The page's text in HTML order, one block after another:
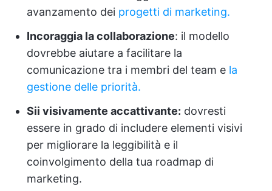
avanzamento dei progetti di marketing.
Incoraggia la collaborazione: il modello
dovrebbe aiutare a facilitare la
comunicazione tra i membri del team e la
gestione delle priorità.
Sii visivamente accattivante: dovresti
essere in grado di includere elementi visivi
per migliorare la leggibilità e il
coinvolgimento della tua roadmap di
marketing.